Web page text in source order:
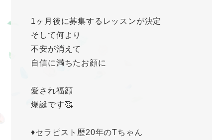
1ヶ月後に募集するレッスンが決定
そして何より
不安が消えて
自信に満ちたお顔に
愛され福顔
爆誕です🥰
♦️セラピスト歴20年のTちゃん